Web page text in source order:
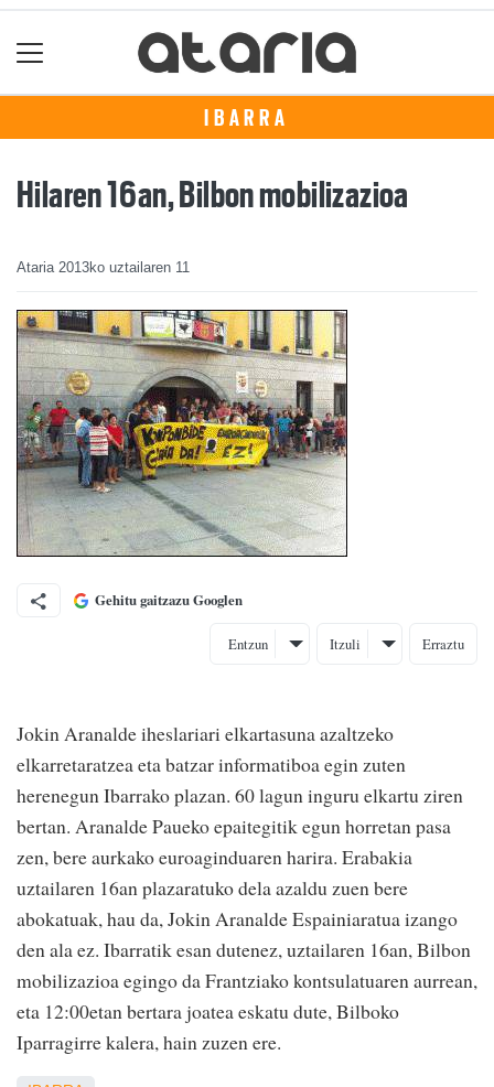
IBARRA
Hilaren 16an, Bilbon mobilizazioa
Ataria 2013ko uztailaren 11
Gehitu gaitzazu Googlen
Entzun Itzuli Erraztu
Jokin Aranalde iheslariari elkartasuna azaltzeko
elkarretaratzea eta batzar informatiboa egin zuten
herenegun Ibarrako plazan. 60 lagun inguru elkartu ziren
bertan. Aranalde Paueko epaitegitik egun horretan pasa
zen, bere aurkako euroaginduaren harira. Erabakia
uztailaren 16an plazaratuko dela azaldu zuen bere
abokatuak, hau da, Jokin Aranalde Espainiaratua izango
den ala ez. Ibarratik esan dutenez, uztailaren 16an, Bilbon
mobilizazioa egingo da Frantziako kontsulatuaren aurrean,
eta 12:00etan bertara joatea eskatu dute, Bilboko
Iparragirre kalera, hain zuzen ere.